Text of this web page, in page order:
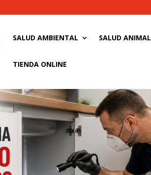
SALUD AMBIENTAL SALUD ANIMAL
TIENDA ONLINE